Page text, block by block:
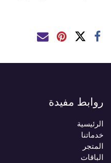
روابط مفيدة
الرئيسية
خدماتنا
المتجر
الباقات